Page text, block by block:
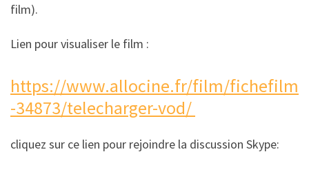
film).
Lien pour visualiser le film :
https://www.allocine.fr/film/fichefilm
-34873/telecharger-vod/
cliquez sur ce lien pour rejoindre la discussion Skype: